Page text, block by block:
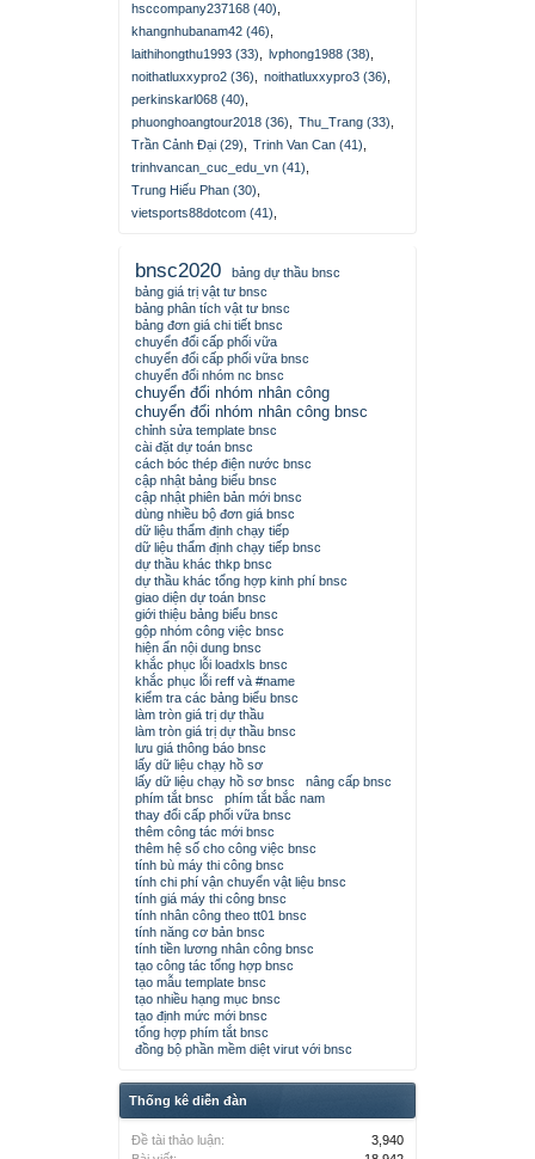
hsccompany237168 (40)
khangnhubanam42 (46)
laithihongthu1993 (33)
lvphong1988 (38)
noithatluxxypro2 (36)
noithatluxxypro3 (36)
perkinskarl068 (40)
phuonghoangtour2018 (36)
Thu_Trang (33)
Trần Cảnh Đại (29)
Trinh Van Can (41)
trinhvancan_cuc_edu_vn (41)
Trung Hiếu Phan (30)
vietsports88dotcom (41)
bnsc2020
bảng dự thầu bnsc
bảng giá trị vật tư bnsc
bảng phân tích vật tư bnsc
bảng đơn giá chi tiết bnsc
chuyển đổi cấp phối vữa
chuyển đổi cấp phối vữa bnsc
chuyển đổi nhóm nc bnsc
chuyển đổi nhóm nhân công
chuyển đổi nhóm nhân công bnsc
chỉnh sửa template bnsc
cài đặt dự toán bnsc
cách bóc thép điện nước bnsc
cập nhật bảng biểu bnsc
cập nhật phiên bản mới bnsc
dùng nhiều bộ đơn giá bnsc
dữ liệu thẩm định chạy tiếp
dữ liệu thẩm định chạy tiếp bnsc
dự thầu khác thkp bnsc
dự thầu khác tổng hợp kinh phí bnsc
giao diện dự toán bnsc
giới thiệu bảng biểu bnsc
gộp nhóm công việc bnsc
hiện ẩn nội dung bnsc
khắc phục lỗi loadxls bnsc
khắc phục lỗi reff và #name
kiểm tra các bảng biểu bnsc
làm tròn giá trị dự thầu
làm tròn giá trị dự thầu bnsc
lưu giá thông báo bnsc
lấy dữ liệu chạy hồ sơ
lấy dữ liệu chạy hồ sơ bnsc
nâng cấp bnsc
phím tắt bnsc
phím tắt bắc nam
thay đổi cấp phối vữa bnsc
thêm công tác mới bnsc
thêm hệ số cho công việc bnsc
tính bù máy thi công bnsc
tính chi phí vận chuyển vật liệu bnsc
tính giá máy thi công bnsc
tính nhân công theo tt01 bnsc
tính năng cơ bản bnsc
tính tiền lương nhân công bnsc
tạo công tác tổng hợp bnsc
tạo mẫu template bnsc
tạo nhiều hạng mục bnsc
tạo định mức mới bnsc
tổng hợp phím tắt bnsc
đồng bộ phần mềm diệt virut với bnsc
Thống kê diễn đàn
Đề tài thảo luận:
3,940